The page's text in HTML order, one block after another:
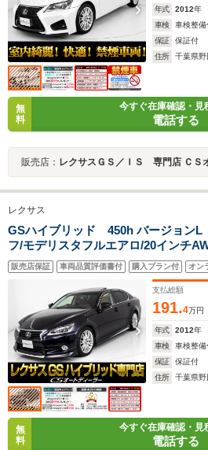
年式 2012年
車検
車検整備
保証
保証付
住所
千葉県野
無
料
今すぐ在庫確認・見
電話する
販売店： レクサスＧＳ／ＩＳ 専門店 ＣＳオートディー
レクサス
GSハイブリッド 450h バージョン
フ/モデリスタフルエアロ/20インチ
ライバーモニター/HUD/プリクラッ
ズ/本革シート/電動シート/Bluetooth/
ヒーター/HDDナビ/LEDライト
販売店保証 車両品質評価書付 購入プラン付 オン
支払総額
191.4万円
年式 2012年
車検
車検整備
保証
保証付
住所
千葉県野
無
料
今すぐ在庫確認・見
電話する